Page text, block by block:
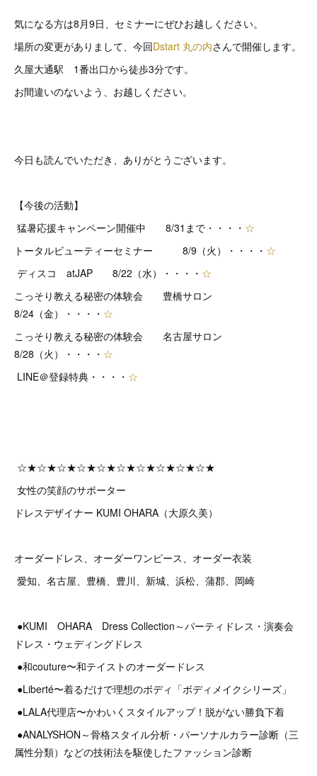
気になる方は8月9日、セミナーにぜひお越しください。
場所の変更がありまして、今回Dstart 丸の内さんで開催します。
久屋大通駅 1番出口から徒歩3分です。
お間違いのないよう、お越しください。
今日も読んでいただき、ありがとうございます。
【今後の活動】
猛暑応援キャンペーン開催中 8/31まで・・・・ ☆
トータルビューティーセミナー 8/9（火）・・・・ ☆
ディスコ atJAP 8/22（水）・・・・ ☆
こっそり教える秘密の体験会 豊橋サロン
8/24（金）・・・・ ☆
こっそり教える秘密の体験会 名古屋サロン
8/28（火）・・・・ ☆
LINE＠登録特典・・・・ ☆
☆★☆★☆★☆★☆★☆★☆★☆★☆★☆★
女性の笑顔のサポーター
ドレスデザイナー KUMI OHARA（大原久美）
オーダードレス、オーダーワンピース、オーダー衣装
愛知、名古屋、豊橋、豊川、新城、浜松、蒲郡、岡崎
●KUMI OHARA Dress Collection～パーティドレス・演奏会
ドレス・ウェディングドレス
●和couture〜和テイストのオーダードレス
●Liberté〜着るだけで理想のボディ「ボディメイクシリーズ」
●LALA代理店〜かわいくスタイルアップ！脱がない勝負下着
●ANALYSHON～骨格スタイル分析・パーソナルカラー診断（三
属性分類）などの技術法を駆使したファッション診断